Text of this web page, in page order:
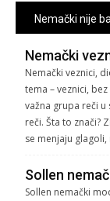
Nemački nije
Nemački
Nemački veznici,
tema – veznici,
važna grupa reči
reči. Šta to znači?
se menjaju
Sollen
Sollen nemački